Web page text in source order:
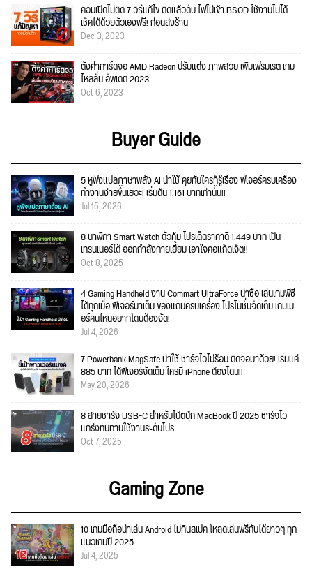
คอมเปิดไม่ติด 7 วิธีแก้ไข ติดแล้วดับ ไฟไม่เข้า BSOD ใช้งานไม่ได้
เช็คได้ด้วยตัวเองฟรี! ก่อนส่งร้าน
Dec 3, 2023
ตั้งค่าการ์ดจอ AMD Radeon ปรับแต่ง ภาพสวย เพิ่มเฟรมเรต เกม
ไหลลื่น อัพเดต 2023
Oct 6, 2023
Buyer Guide
5 หูฟังแปลภาษาพลัง AI น่าใช้ คุยกับใครก็รู้เรื่อง ฟีเจอร์ครบเครื่อง
ทำงานง่ายขึ้นเยอะ! เริ่มต้น 1,161 บาทเท่านั้น!!
Jul 15, 2026
8 นาฬิกา Smart Watch ตัวคุ้ม โปรเด็ดราคาดี 1,449 บาท เป็น
เทรนเนอร์ได้ ออกกำลังกายเยี่ยม เอาใจคอแก็ดเจ็ต!!
Oct 8, 2025
4 Gaming Handheld งาน Commart UltraForce น่าซื้อ เล่นเกมพีซี
ได้ทุกเมื่อ ฟีเจอร์มาเต็ม ของแถมครบเครื่อง โปรโมชั่นจัดเต็ม เกมเม
อร์คนไหนอยากโดนต้องจัด!
Jul 4, 2026
7 Powerbank MagSafe น่าใช้ ชาร์จไวไม่ร้อน ติดจอมาด้วย! เริ่มแค่
885 บาท ได้ฟีเจอร์จัดเต็ม ใครมี iPhone ต้องโดน!!
May 20, 2026
8 สายชาร์จ USB-C สำหรับโน้ตบุ๊ก MacBook ปี 2025 ชาร์จไว
แกร่งทนทานใช้งานระดับโปร
Oct 7, 2025
Gaming Zone
10 เกมมือถือน่าเล่น Android ไม่กินสเปค โหลดเล่นฟรีกันได้ยาวๆ ทุก
แนวเกมปี 2025
Jul 4, 2025